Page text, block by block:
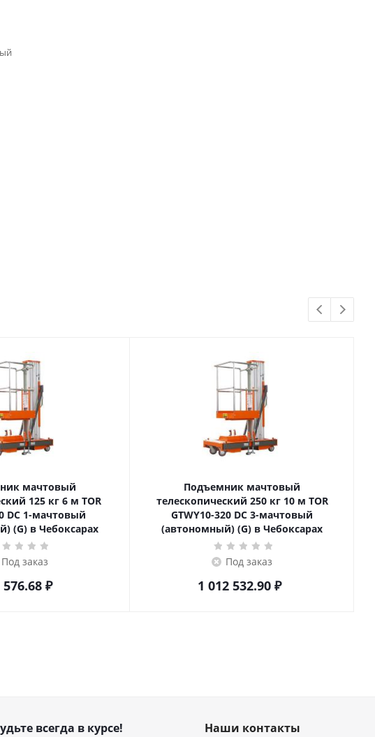
мачтовый
кг 6 м TOR
DC 1-мачтовый
(G) в Чебоксарах
Под заказ
576.68₽
Подъемник мачтовый
телескопический 250 кг 10 м TOR
GTWY10-320 DC 3-мачтовый
(автономный) (G) в Чебоксарах
Под заказ
1 012 532.90 ₽
всегда в курсе! Наши контакты